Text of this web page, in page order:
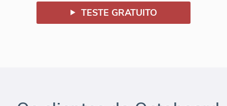
TESTE GRATUITO